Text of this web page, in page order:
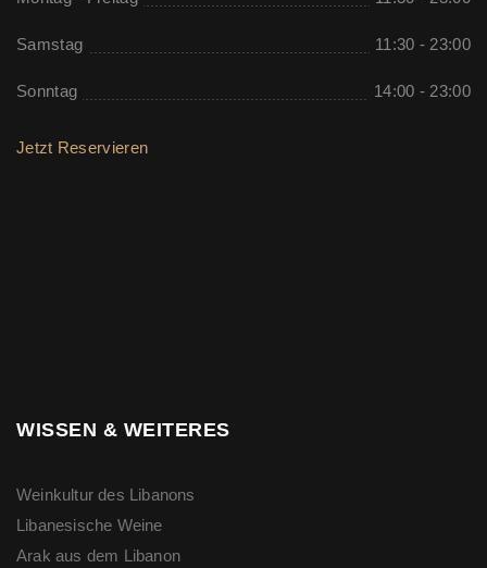
Samstag 11:30 - 23:00
Sonntag 14:00 - 23:00
Jetzt Reservieren
WISSEN & WEITERES
Weinkultur des Libanons
Libanesische Weine
Arak aus dem Libanon